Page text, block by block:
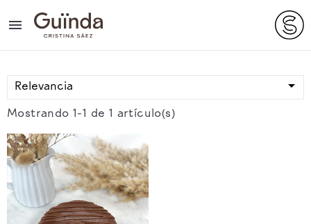

Relevancia 
Mostrando 1-1 de 1 artículo(s)